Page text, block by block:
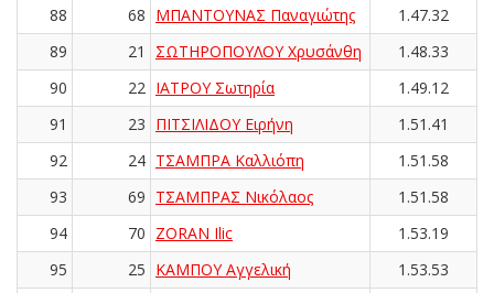
88
68 ΜΠΑΝΤΟΥΝΑΣ Παναγιώτης
1.47.32
89
21 ΣΩΤΗΡΟΠΟΥΛΟΥ Χρυσάνθη
1.48.33
90
22 ΙΑΤΡΟΥ Σωτηρία
1.49.12
91
23 ΠΙΤΣΙΛΙΔΟΥ Ειρήνη
1.51.41
92
24 ΤΣΑΜΠΡΑ Καλλιόπη
1.51.58
93
69 ΤΣΑΜΠΡΑΣ Νικόλαος
1.51.58
94
70 ZORAN Ilic
1.53.19
95
25 ΚΑΜΠΟΥ Αγγελική
1.53.53